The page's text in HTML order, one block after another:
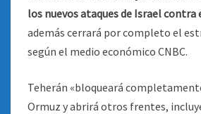
los nuevos ataques de Israel contra
además cerrará por completo el
según el medio económico CNBC.
Teherán «bloqueará
Ormuz y abrirá otros frentes,